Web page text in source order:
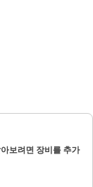
보려면 장비를 추가